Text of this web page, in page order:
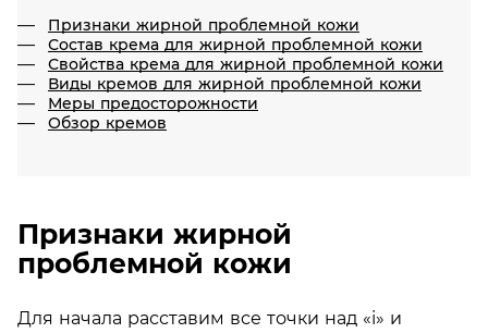
Признаки жирной проблемной кожи
Состав крема для жирной проблемной кожи
Свойства крема для жирной проблемной кожи
Виды кремов для жирной проблемной кожи
Меры предосторожности
Обзор кремов
Признаки жирной
проблемной кожи
Для начала расставим все точки над «i» и